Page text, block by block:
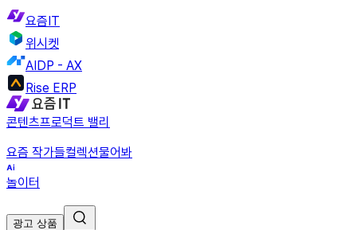
요즘IT
위시켓
AIDP - AX
Rise ERP
콘텐츠프로덕트 밸리
요즘 작가들컬렉션물어봐
놀이터
광고 상품